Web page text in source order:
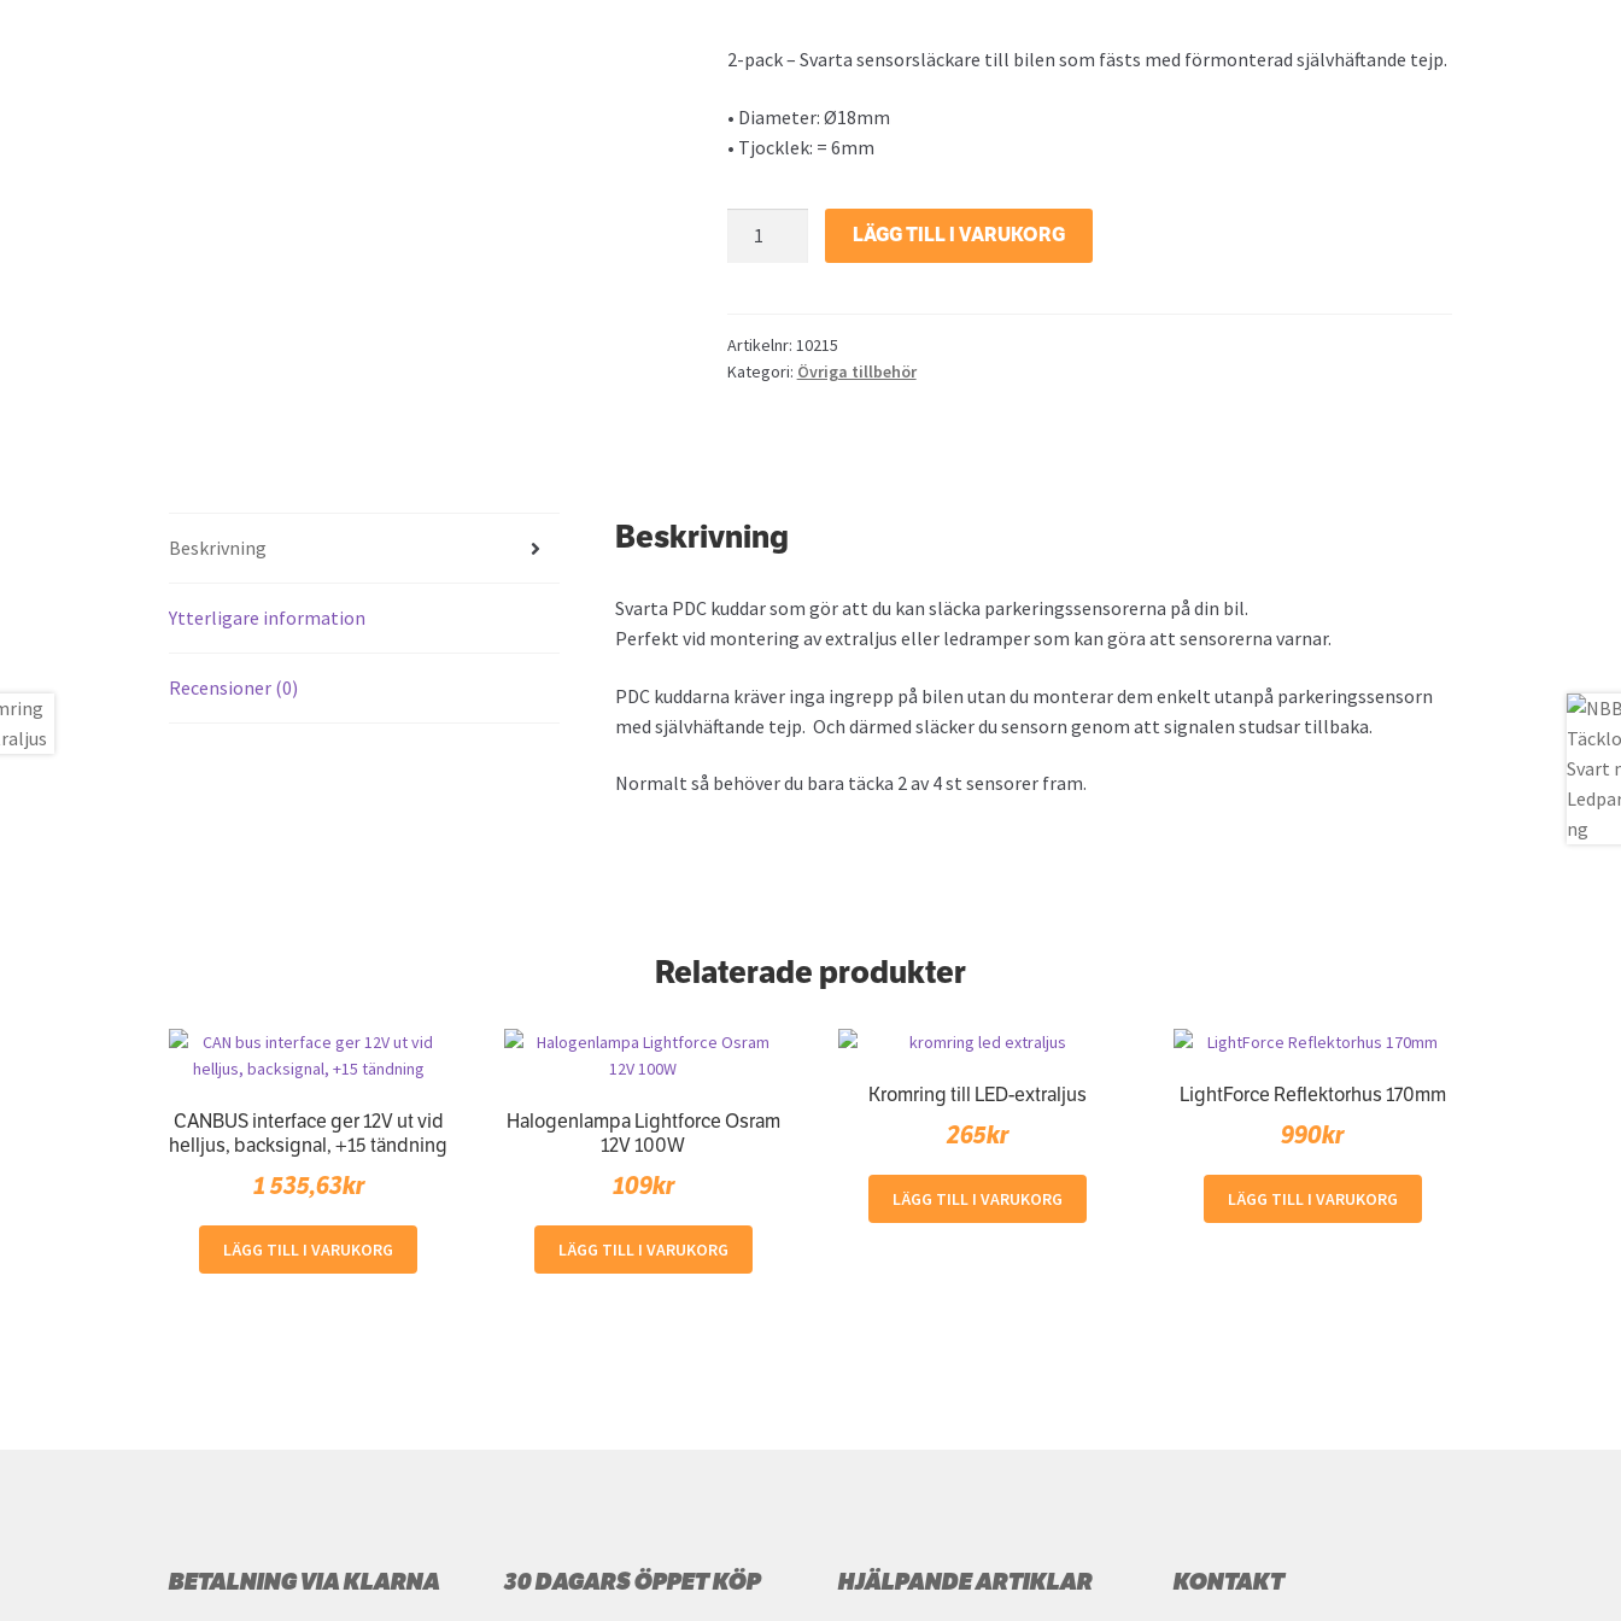
2-pack – Svarta sensorsläckare till bilen som fästs med förmonterad självhäftande tejp.
• Diameter: Ø18mm
• Tjocklek: = 6mm
mängd
LÄGG TILL I VARUKORG
Artikelnr: 10215
Kategori: Övriga tillbehör
Beskrivning
Ytterligare information
Recensioner (0)
Beskrivning
Svarta PDC kuddar som gör att du kan släcka parkeringssensorerna på din bil.
Perfekt vid montering av extraljus eller ledramper som kan göra att sensorerna varnar.
PDC kuddarna kräver inga ingrepp på bilen utan du monterar dem enkelt utanpå parkeringssensorn
med självhäftande tejp. Och därmed släcker du sensorn genom att signalen studsar tillbaka.
Normalt så behöver du bara täcka 2 av 4 st sensorer fram.
Relaterade produkter
CANBUS interface ger 12V ut vid
helljus, backsignal, +15 tändning
1 535,63kr
LÄGG TILL I VARUKORG
Halogenlampa Lightforce Osram
12V 100W
109kr
LÄGG TILL I VARUKORG
Kromring till LED-extraljus
265kr
LÄGG TILL I VARUKORG
LightForce Reflektorhus 170mm
990kr
LÄGG TILL I VARUKORG
BETALNING VIA KLARNA 30 DAGARS ÖPPET KÖP HJÄLPANDE ARTIKLAR KONTAKT